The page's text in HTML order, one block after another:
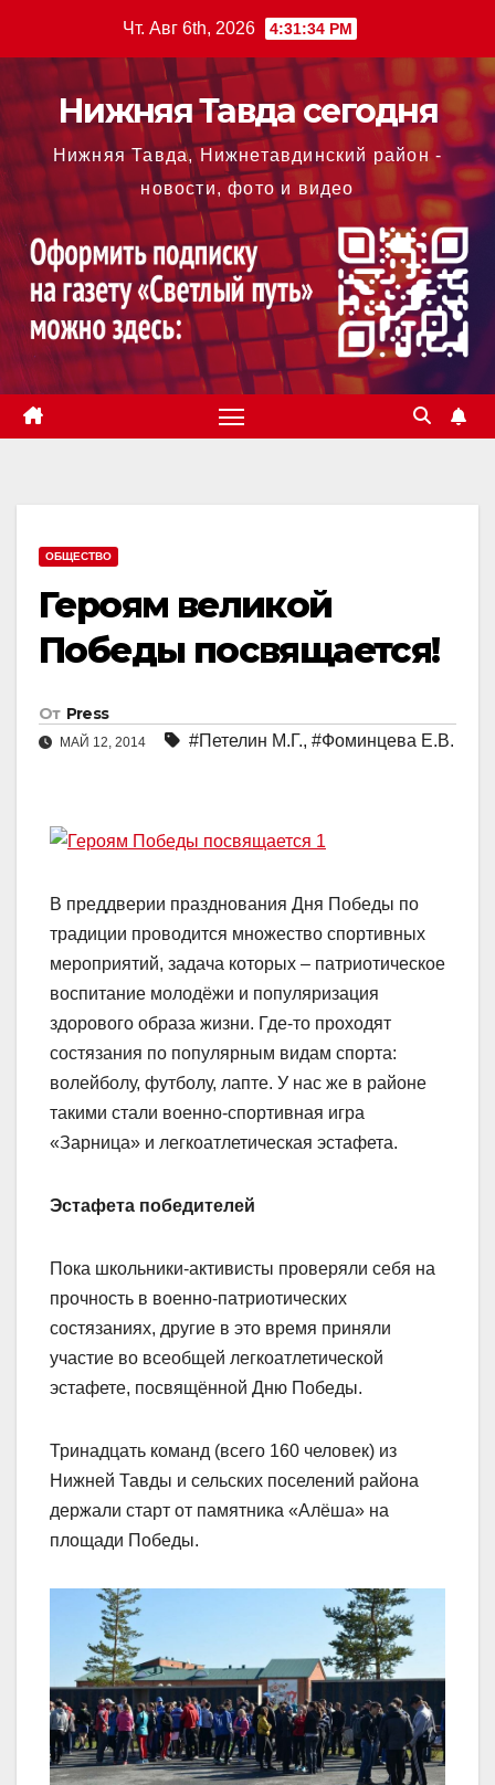
содержимому
Чт. Авг 6th, 2026 4:31:35 PM
Нижняя Тавда сегодня
Нижняя Тавда, Нижнетавдинский район -
новости, фото и видео
ОБЩЕСТВО
Героям великой
Победы посвящается!
От Press
МАЙ 12, 2014 #Петелин М.Г., #Фоминцева Е.В.
В преддверии празднования Дня Победы по
традиции проводится множество спортивных
мероприятий, задача которых – патриотическое
воспитание молодёжи и популяризация
здорового образа жизни. Где-то проходят
состязания по популярным видам спорта:
волейболу, футболу, лапте. У нас же в районе
такими стали военно-спортивная игра
«Зарница» и легкоатлетическая эстафета.
Эстафета победителей
Пока школьники-активисты проверяли себя на
прочность в военно-патриотических
состязаниях, другие в это время приняли
участие во всеобщей легкоатлетической
эстафете, посвящённой Дню Победы.
Тринадцать команд (всего 160 человек) из
Нижней Тавды и сельских поселений района
держали старт от памятника «Алёша» на
площади Победы.